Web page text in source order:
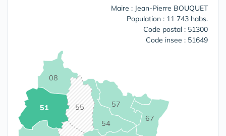
Maire : Jean-Pierre BOUQUET
Population : 11 743 habs.
Code postal : 51300
Code insee : 51649
08
51
54
55 57
67